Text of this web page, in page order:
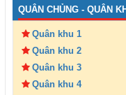
QUÂN CHỦNG - QUÂN
Quân khu 1
Quân khu 2
Quân khu 3
Quân khu 4